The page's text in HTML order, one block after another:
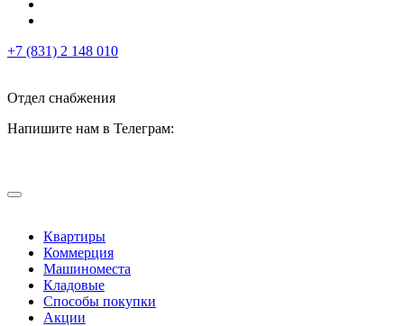
+7 (831) 2 148 010
Отдел снабжения
Напишите нам в Телеграм:
Квартиры
Коммерция
Машиноместа
Кладовые
Способы покупки
Акции